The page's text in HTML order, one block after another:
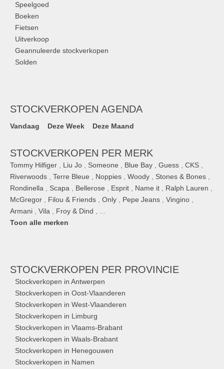
Speelgoed
Boeken
Fietsen
Uitverkoop
Geannuleerde stockverkopen
Solden
STOCKVERKOPEN AGENDA
Vandaag Deze Week Deze Maand
STOCKVERKOPEN PER MERK
Tommy Hilfiger Liu Jo Someone Blue Bay Guess CKS
Riverwoods
Terre Bleue Noppies Woody Stones & Bones
Rondinella
Scapa Bellerose Esprit Name it Ralph Lauren
McGregor
Filou & Friends Only Pepe Jeans Vingino
Armani
Vila Froy & Dind
Toon alle merken
STOCKVERKOPEN PER PROVINCIE
Stockverkopen in Antwerpen
Stockverkopen in Oost-Vlaanderen
Stockverkopen in West-Vlaanderen
Stockverkopen in Limburg
Stockverkopen in Vlaams-Brabant
Stockverkopen in Waals-Brabant
Stockverkopen in Henegouwen
Stockverkopen in Namen